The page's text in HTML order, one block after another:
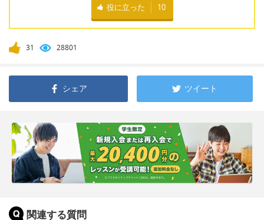
役に立った 10
31 28801
シェア ツイート
関連する質問